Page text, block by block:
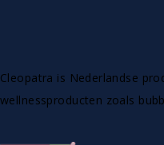
Cleopatra is Nederlandse
wellnessproducten zoals